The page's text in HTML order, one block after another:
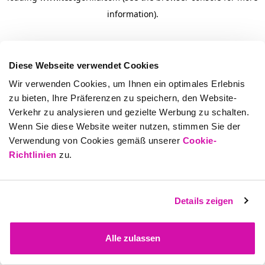
Diese Webseite verwendet Cookies
Wir verwenden Cookies, um Ihnen ein optimales Erlebnis
zu bieten, Ihre Präferenzen zu speichern, den Website-
Verkehr zu analysieren und gezielte Werbung zu schalten.
Wenn Sie diese Website weiter nutzen, stimmen Sie der
Verwendung von Cookies gemäß unserer Cookie-
Richtlinien zu.
Details zeigen
Alle zulassen
information).